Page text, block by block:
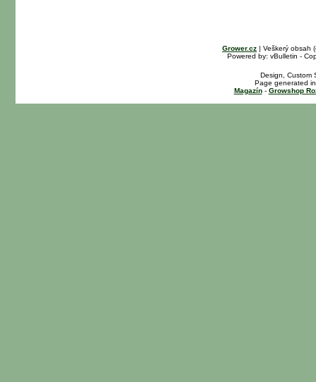
Grower.cz | Veškerý obsah
Powered by: vBulletin -
Design, Custom
Page generated
Magazín- Growshop